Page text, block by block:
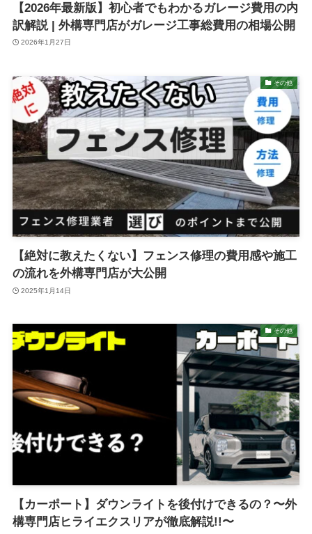
【2026年最新版】初心者でもわかるガレージ費用の内
訳解説 | 外構専門店がガレージ工事総費用の相場公開
2026年1月27日
その他
【絶対に教えたくない】フェンス修理の費用感や施工
の流れを外構専門店が大公開
2025年1月14日
その他
【カーポート】ダウンライトを後付けできるの？〜外
構専門店ヒライエクスリアが徹底解説!!〜